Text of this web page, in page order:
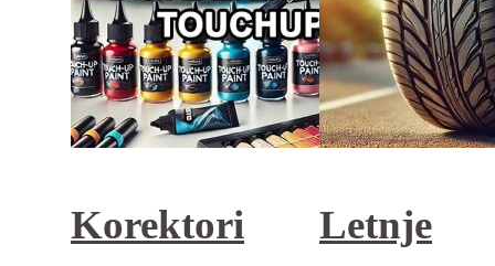
Korektori
Letnje